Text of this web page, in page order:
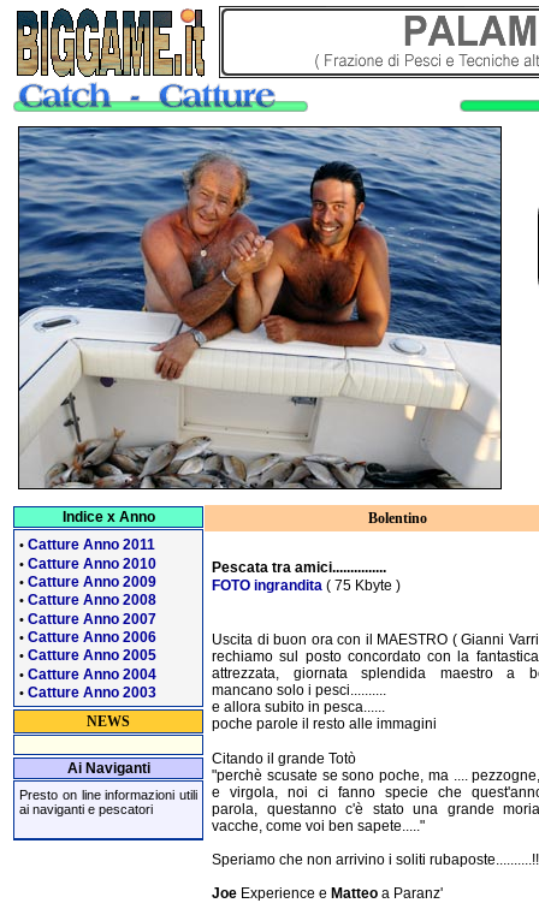
Indice x Anno
• Catture Anno 2011
• Catture Anno 2010
• Catture Anno 2009
• Catture Anno 2008
• Catture Anno 2007
• Catture Anno 2006
• Catture Anno 2005
• Catture Anno 2004
• Catture Anno 2003
NEWS
Ai Naviganti
Presto on line informazioni utili
ai naviganti e pescatori
Bolentino
Pescata tra amici...............
FOTO ingrandita ( 75 Kbyte )
Uscita di buon ora con il MAESTRO ( Gianni
rechiamo sul posto concordato con la
attrezzata, giornata splendida maestro a
mancano solo i pesci..........
e allora subito in pesca......
poche parole il resto alle immagini
Citando il grande Totò
"perchè scusate se sono poche, ma ....
e virgola, noi ci fanno specie che
parola, questanno c'è stato una grande
vacche, come voi ben sapete....."
Speriamo che non arrivino i soliti
Joe Experience e Matteo a Paranz'